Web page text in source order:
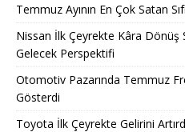
Temmuz Ayının En Çok Satan
Nissan İlk Çeyrekte Kâra Dönüş
Gelecek Perspektifi
Otomotiv Pazarında Temmuz
Gösterdi
Toyota İlk Çeyrekte Gelirini